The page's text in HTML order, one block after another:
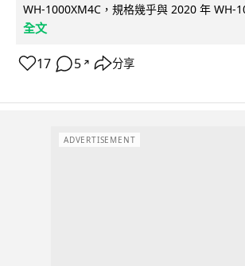
WH-1000XM4C，規格幾乎與 2020 年 WH-
全文
17 5 ↗ 分享
ADVERTISEMENT